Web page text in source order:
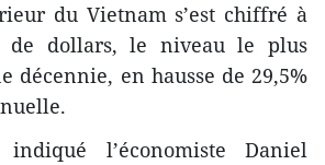
du Vietnam s’est chiffré à
de dollars, le niveau le plus
décennie, en hausse de 29,5%
indiqué l’économiste Daniel